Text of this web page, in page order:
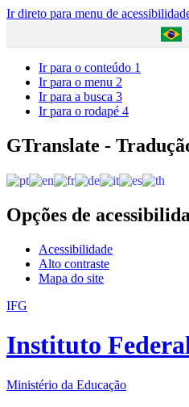
Ir direto para menu de
Ir para o conteúdo 1
Ir para o menu 2
Ir para a busca 3
Ir para o rodapé 4
GTranslate -
Opções de
Acessibilidade
Alto contraste
Mapa do site
IFG
Instituto
Ministério da Educação